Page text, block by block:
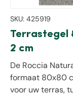
SKU: 425919
Terrastegel
2 cm
De Roccia
formaat 80x80
voor uw terras,